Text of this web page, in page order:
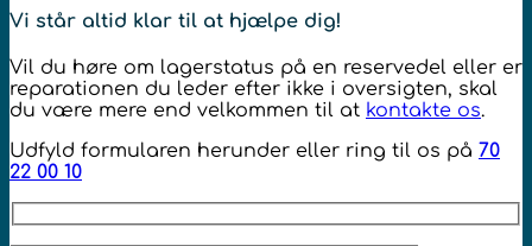
Vi står altid klar til at hjælpe dig!
Vil du høre om lagerstatus på en reservedel eller er
reparationen du leder efter ikke i oversigten, skal
du være mere end velkommen til at kontakte os.
Udfyld formularen herunder eller ring til os på 70
22 00 10